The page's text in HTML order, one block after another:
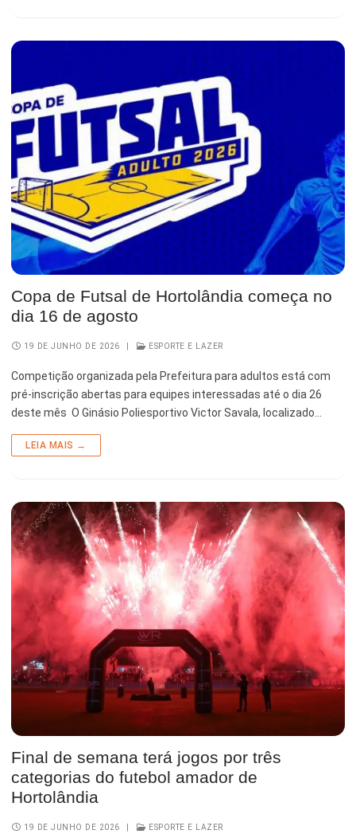
Copa de Futsal de Hortolândia começa no
dia 16 de agosto
19 DE JUNHO DE 2026 ESPORTE E LAZER
Competição organizada pela Prefeitura para adultos está com
pré-inscrição abertas para equipes interessadas até o dia 26
deste mês O Ginásio Poliesportivo Victor Savala, localizado…
LEIA MAIS →
Final de semana terá jogos por três
categorias do futebol amador de
Hortolândia
19 DE JUNHO DE 2026 ESPORTE E LAZER